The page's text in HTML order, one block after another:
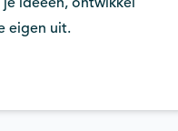
eigen uit.